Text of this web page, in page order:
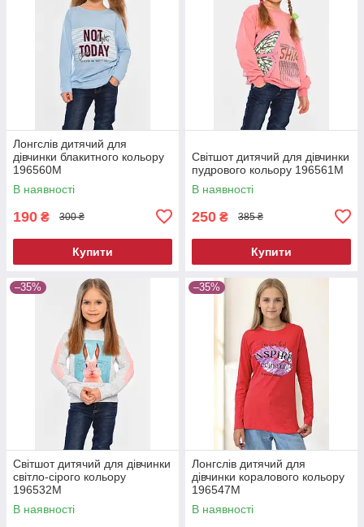
Лонгслів дитячий для
дівчинки блакитного кольору
196560M
В наявності
190 ₴ 300 ₴
Купити
Світшот дитячий для дівчинки
пудрового кольору 196561M
В наявності
250 ₴ 385 ₴
Купити
–35%
Світшот дитячий для дівчинки
світло-сірого кольору
196532M
В наявності
–35%
Лонгслів дитячий для
дівчинки коралового кольору
196547M
В наявності